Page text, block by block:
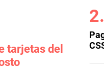
tarjetas del